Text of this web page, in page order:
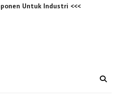
Untuk Industri <<<